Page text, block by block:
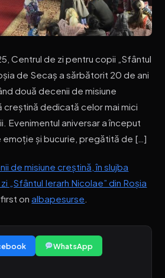
Centrul de zi pentru copii „Sfântul
de Secaș a sărbătorit 20 de ani
două decenii de misiune
creștină dedicată celor mai mici
Evenimentul aniversar a început
emoție și bucurie, pregătită de […]
de misiune creștină, în slujba
„Sfântul Ierarh Nicolae” din Roșia
onalbapesurse
WhatsApp